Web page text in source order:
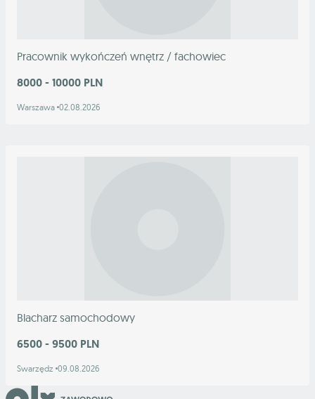
Pracownik wykończeń wnętrz / fachowiec
8000 - 10000 PLN
Warszawa 02.08.2026
Blacharz samochodowy
6500 - 9500 PLN
Swarzędz 09.08.2026